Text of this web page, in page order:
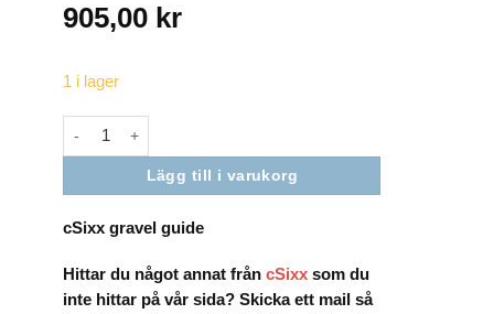
905,00 kr
1 i lager
cSixx gravel guide mängd
Lägg till i varukorg
cSixx gravel guide
Hittar du något annat fråncSixxsom du
inte hittar på vår sida? Skicka ett mail så
Statistik
förbättra
funktionalitet
uppbyggnad,
används.
Upplevelse